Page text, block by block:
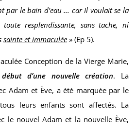
par le bain d’eau ... car Il voulait se la
resplendissante, sans tache, ni
sainte et immaculée » (Ep 5).
Conception de la Vierge Marie,
d’une nouvelle création. La
Adam et Ève, a été marquée par le
leurs enfants sont affectés. La
le nouvel Adam et la nouvelle Ève,